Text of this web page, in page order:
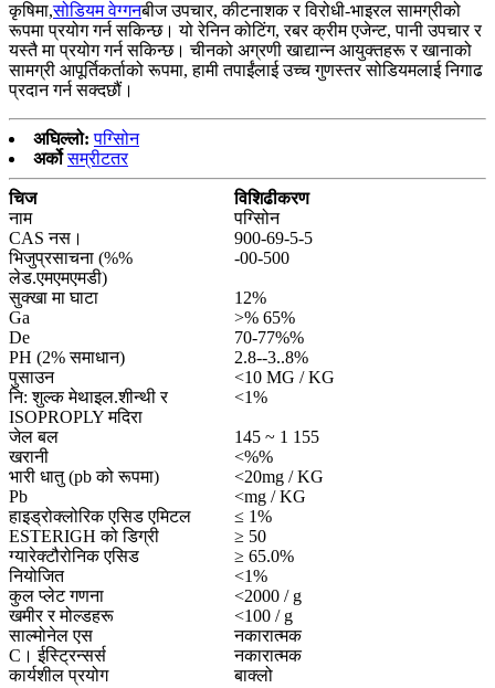
कृषिमा,सोडियम वेग्गनबीज उपचार, कीटनाशक र विरोधी-भाइरल सामग्रीको
रूपमा प्रयोग गर्न सकिन्छ। यो रेनिन कोटिंग, रबर क्रीम एजेन्ट, पानी उपचार र
यस्तै मा प्रयोग गर्न सकिन्छ। चीनको अग्रणी खाद्यान्न आयुक्तहरू र खानाको
सामग्री आपूर्तिकर्ताको रूपमा, हामी तपाईंलाई उच्च गुणस्तर सोडियमलाई निगाढ
प्रदान गर्न सक्दछौं।
अघिल्लो: पग्सोिन
अर्को सम्रीटतर
चिज
विशिढीकरण
नाम
पग्सोिन
CAS नस।
900-69-5-5
भिजुप्रसाचना (%%
लेड.एमएमएमडी)
-00-500
सुक्खा मा घाटा
12%
Ga
>% 65%
De
70-77%%
PH (2% समाधान)
2.8--3..8%
पुसाउन
<10 MG / KG
नि: शुल्क मेथाइल.शीन्थी र
ISOPROPLY मदिरा
<1%
जेल बल
145 ~ 1 155
खरानी
<%%
भारी धातु (pb को रूपमा)
<20mg / KG
Pb
<mg / KG
हाइड्रोक्लोरिक एसिड एमिटल
≤ 1%
ESTERIGH को डिग्री
≥ 50
ग्यारेक्टौरोनिक एसिड
≥ 65.0%
नियोजित
<1%
कुल प्लेट गणना
<2000 / g
खमीर र मोल्डहरू
<100 / g
साल्मोनेल एस
नकारात्मक
C। ईस्ट्रिन्सर्स
नकारात्मक
कार्यशील प्रयोग
बाक्लो